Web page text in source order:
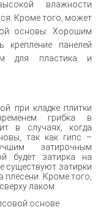
влажности
Кроме того, может
основы. Хорошим
панелей
для пластика и
при кладке плитки
грибка в
в случаях, когда
так как гипс –
затирочным
будет затирка на
существуют затирки
Кроме того,
лаком.
основе